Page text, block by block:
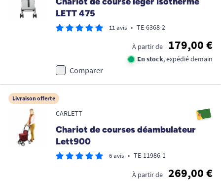
LETT 475
11 avis • TE-6368-2
À partir de 179,00 €
En stock, expédié demain
Comparer
Livraison offerte
CARLETT
Chariot de courses déambulateur
Lett900
6 avis • TE-11986-1
À partir de 269,00 €